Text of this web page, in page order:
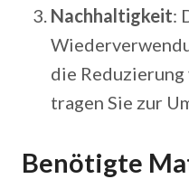
Nachhaltigkeit:
die
tragen Sie zur
Benötigte